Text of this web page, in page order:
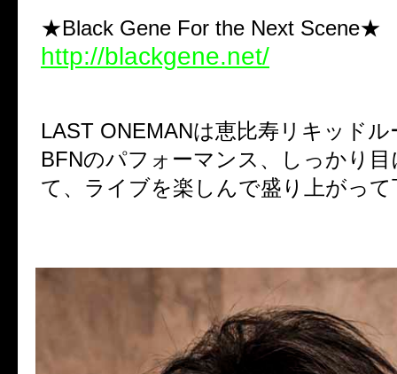
★Black Gene For the Next Scene★
http://blackgene.net/
LAST ONEMANは恵比寿リキッドル
BFNのパフォーマンス、しっかり
て、ライブを楽しんで盛り上がっ